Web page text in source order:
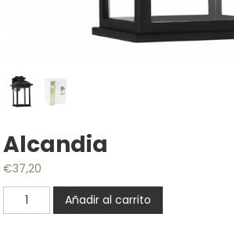
Alcandia
€37,20
Alcandia
cantidad
Añadir al carrito